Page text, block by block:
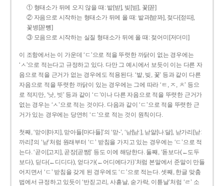
① 형태소가 뒤에 오지 않을 때: 밭[받], 빚[빋], 꽃[꼳]
② 자음으로 시작하는 형태소가 뒤에 올 때: 밭과[받꽈], 젖다[젇따],
꽃병[꼳뼝]
③ 모음으로 시작하는 실질 형태소가 뒤에 올 때: 젖어미[저더미]
이 조항에서는 이 가운데 ‘ㄷ’으로 적을 뚜렷한 까닭이 없는 경우에는
‘ㅅ’으로 적는다고 규정하고 있다. 다만 그 예시에서 보듯이 이는 다른 자
음으로 적을 근거가 없는 경우에도 적용된다. ‘밭, 빚, 꽃’ 등과 같이 다른
자음으로 적을 뚜렷한 까닭이 있는 경우에는 그에 따라 ‘ㅌ, ㅈ, ㅊ’ 등으
로 적지만, ‘낫, 빗’ 등과 같이 ‘ㄷ’이나 다른 자음으로 적을 뚜렷한 근거가
없는 경우는 ‘ㅅ’으로 적는 것이다. 다음과 같이 ‘ㄷ’으로 적을 뚜렷한 근
거가 있는 경우에는 당연히 ‘ㄷ’으로 적는 것이 원칙이다.
첫째, ‘맏이[마지], 맏아들[마다들]’의 ‘맏-’, ‘낟[낟ː], 낟알[나ː달], 낟가리[낟ː
까리]’의 ‘낟’처럼 원래부터 ‘ㄷ’ 받침을 가지고 있는 경우에는 ‘ㄷ’으로 적
는다. ‘곧이[고지], 곧장[곧짱]’ 등도 이에 해당한다. 둘째, ‘돋보다(←도두
보다), 딛다(←디디다), 얻다가(←어디에다가)’처럼 본말에서 준말이 만들
어지면서 ‘ㄷ’ 받침을 갖게 된 경우에도 ‘ㄷ’으로 적는다. 셋째, 한글 맞춤
법에서 규정하고 있듯이 ‘반짇고리, 사흗날, 숟가락, 이튿날’처럼 ‘ㄹ’ 소